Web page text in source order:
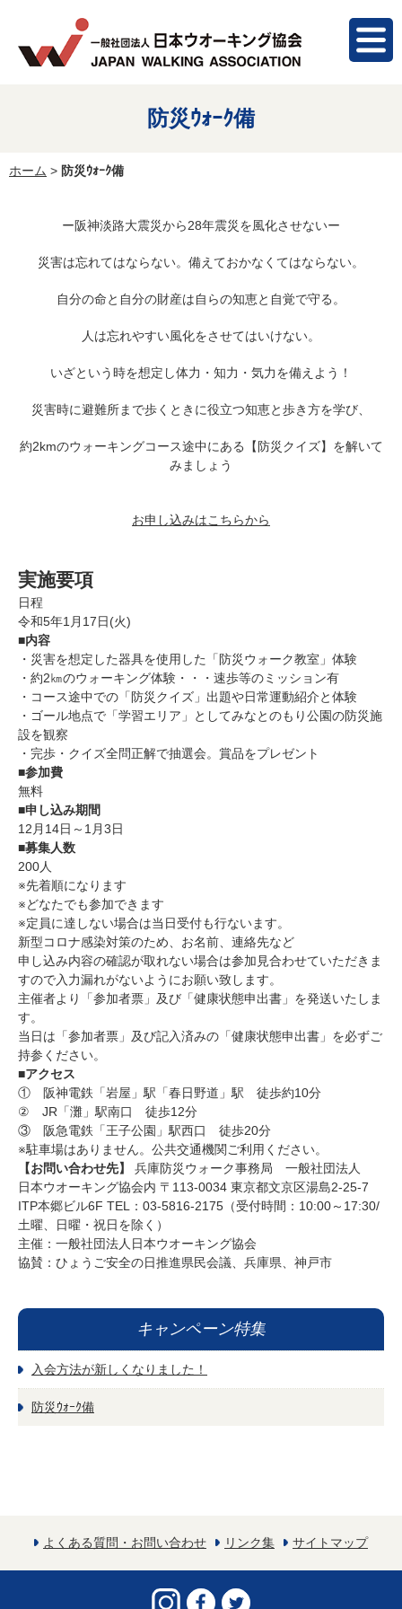
防災ｳｫｰｸ備
ホーム > 防災ｳｫｰｸ備
ー阪神淡路大震災から28年震災を風化させないー
災害は忘れてはならない。備えておかなくてはならない。
自分の命と自分の財産は自らの知恵と自覚で守る。
人は忘れやすい風化をさせてはいけない。
いざという時を想定し体力・知力・気力を備えよう！
災害時に避難所まで歩くときに役立つ知恵と歩き方を学び、
約2kmのウォーキングコース途中にある【防災クイズ】を解いて
みましょう
お申し込みはこちらから
実施要項
日程
令和5年1月17日(火)
■内容
・災害を想定した器具を使用した「防災ウォーク教室」体験
・約2㎞のウォーキング体験・・・速歩等のミッション有
・コース途中での「防災クイズ」出題や日常運動紹介と体験
・ゴール地点で「学習エリア」としてみなとのもり公園の防災施
設を観察
・完歩・クイズ全問正解で抽選会。賞品をプレゼント
■参加費
無料
■申し込み期間
12月14日～1月3日
■募集人数
200人
※先着順になります
※どなたでも参加できます
※定員に達しない場合は当日受付も行ないます。
新型コロナ感染対策のため、お名前、連絡先など
申し込み内容の確認が取れない場合は参加見合わせていただきま
すので入力漏れがないようにお願い致します。
主催者より「参加者票」及び「健康状態申出書」を発送いたしま
す。
当日は「参加者票」及び記入済みの「健康状態申出書」を必ずご
持参ください。
■アクセス
① 阪神電鉄「岩屋」駅「春日野道」駅 徒歩約10分
② JR「灘」駅南口 徒歩12分
③ 阪急電鉄「王子公園」駅西口 徒歩20分
※駐車場はありません。公共交通機関ご利用ください。
【お問い合わせ先】
兵庫防災ウォーク事務局 一般社団法人
日本ウオーキング協会内 〒113-0034 東京都文京区湯島2-25-7
ITP本郷ビル6F TEL：03-5816-2175（受付時間：10:00～17:30/
土曜、日曜・祝日を除く）
主催：一般社団法人日本ウオーキング協会
協賛：ひょうご安全の日推進県民会議、兵庫県、神戸市
キャンペーン特集
入会方法が新しくなりました！
防災ｳｫｰｸ備
よくある質問・お問い合わせ リンク集 サイトマップ